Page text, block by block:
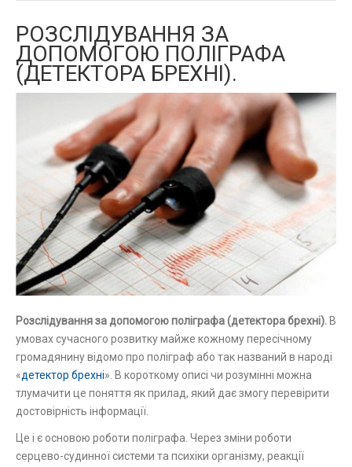
РОЗСЛІДУВАННЯ ЗА
ДОПОМОГОЮ ПОЛІГРАФА
(ДЕТЕКТОРА БРЕХНІ).
Розслідування за допомогою поліграфа (детектора брехні). В
умовах сучасного розвитку майже кожному пересічному
громадянину відомо про поліграф або так названий в народі
«детектор брехні». В короткому описі чи розумінні можна
тлумачити це поняття як прилад, який дає змогу перевірити
достовірність інформації.
Це і є основою роботи поліграфа. Через зміни роботи
серцево-судинної системи та психіки організму, реакції